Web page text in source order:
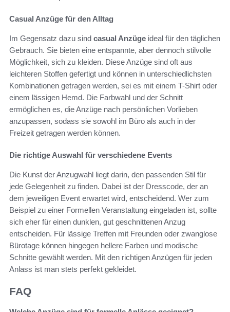
Casual Anzüge für den Alltag
Im Gegensatz dazu sind casual Anzüge ideal für den täglichen
Gebrauch. Sie bieten eine entspannte, aber dennoch stilvolle
Möglichkeit, sich zu kleiden. Diese Anzüge sind oft aus
leichteren Stoffen gefertigt und können in unterschiedlichsten
Kombinationen getragen werden, sei es mit einem T-Shirt oder
einem lässigen Hemd. Die Farbwahl und der Schnitt
ermöglichen es, die Anzüge nach persönlichen Vorlieben
anzupassen, sodass sie sowohl im Büro als auch in der
Freizeit getragen werden können.
Die richtige Auswahl für verschiedene Events
Die Kunst der Anzugwahl liegt darin, den passenden Stil für
jede Gelegenheit zu finden. Dabei ist der Dresscode, der an
dem jeweiligen Event erwartet wird, entscheidend. Wer zum
Beispiel zu einer Formellen Veranstaltung eingeladen ist, sollte
sich eher für einen dunklen, gut geschnittenen Anzug
entscheiden. Für lässige Treffen mit Freunden oder zwanglose
Bürotage können hingegen hellere Farben und modische
Schnitte gewählt werden. Mit den richtigen Anzügen für jeden
Anlass ist man stets perfekt gekleidet.
FAQ